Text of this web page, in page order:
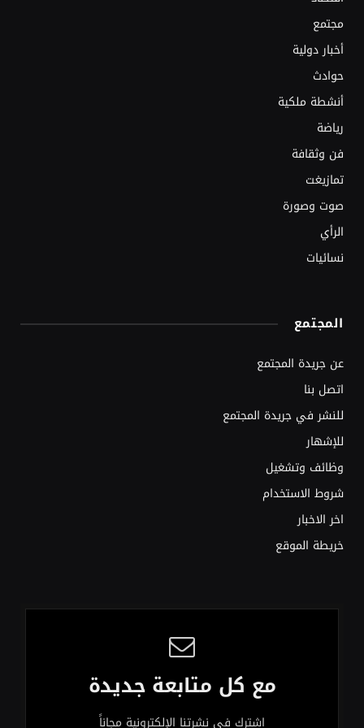
مجتمع
أخبار دولية
حوادث
أنشطة ملكية
رياضة
فن وثقافة
تمازيغت
صوت وصورة
الرأي
نسائيات
المجتمع
عن جريدة المجتمع
اتصل بنا
للنشر في جريدة المجتمع
للإشهار
وظائف وتشغيل
شروط الاستخدام
اخر الاخبار
خريطة الموقع
مع كل متابعة جديدة
اشترك في نشرتنا الإلكترونية مجاناً